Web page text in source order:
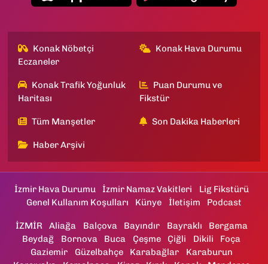
Konak Nöbetçi
Eczaneler
Konak Hava Durumu
Konak Trafik Yoğunluk
Haritası
Puan Durumu ve
Fikstür
Tüm Manşetler Son Dakika Haberleri
Haber Arşivi
İzmir Hava Durumu İzmir Namaz Vakitleri
Lig Fikstürü
Genel Kullanım Koşulları
Künye İletişim Podcast
İZMİR Aliağa Balçova Bayındır Bayraklı
Bergama
Beydağ
Bornova Buca Çeşme Çiğli Dikili
Foça
Gaziemir
Güzelbahçe Karabağlar
Karaburun